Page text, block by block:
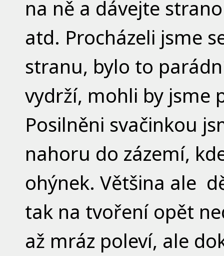
na ně a dávejte
atd. Procházeli jsme
stranu, bylo to
vydrží, mohli by jsme
Posilněni svačinkou
nahoru do zázemí,
ohýnek. Většina ale
tak na tvoření opět
až mráz poleví, ale